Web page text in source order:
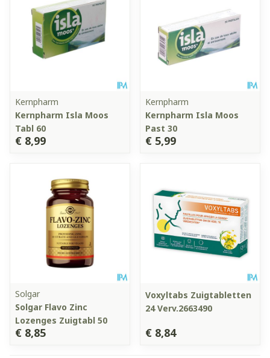
Kernpharm
Kernpharm Isla Moos
Tabl 60
€ 8,99
Kernpharm
Kernpharm Isla Moos
Past 30
€ 5,99
Solgar
Solgar Flavo Zinc
Lozenges Zuigtabl 50
€ 8,85
Voxyltabs Zuigtabletten
24 Verv.2663490
€ 8,84